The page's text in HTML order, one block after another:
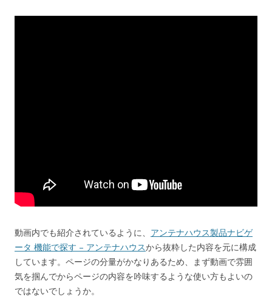
動画内でも紹介されているように、 アンテナハウス製品ナビゲ
ータ 機能で探す – アンテナハウスから抜粋した内容を元に構成
しています。ページの分量がかなりあるため、まず動画で雰囲
気を掴んでからページの内容を吟味するような使い方もよいの
ではないでしょうか。